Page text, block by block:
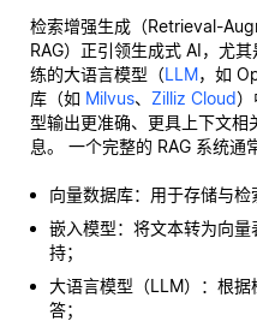
检索增强生成（Retrieval-
RAG）正引领生成式 AI，尤
练的大语言模型（LLM，如
库（如 Milvus、 Zilliz Cloud）
型输出更准确、更具上下文
息。 一个完整的 RAG 系统通
向量数据库：用于存储与检
嵌入模型：将文本转为向
持；
大语言模型（LLM）：根
答；